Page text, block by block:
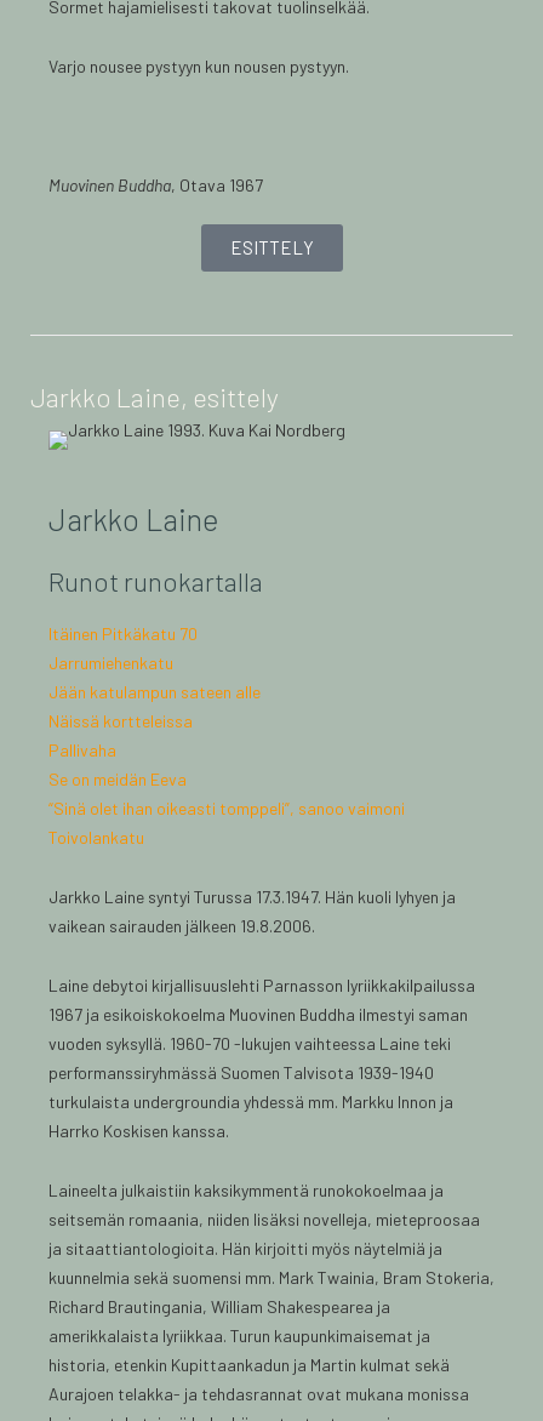
Sormet hajamielisesti takovat tuolinselkää.
Varjo nousee pystyyn kun nousen pystyyn.
Muovinen Buddha, Otava 1967
ESITTELY
Jarkko Laine, esittely
Jarkko Laine
Runot runokartalla
Itäinen Pitkäkatu 70
Jarrumiehenkatu
Jään katulampun sateen alle
Näissä kortteleissa
Pallivaha
Se on meidän Eeva
“Sinä olet ihan oikeasti tomppeli”, sanoo vaimoni
Toivolankatu
Jarkko Laine syntyi Turussa 17.3.1947. Hän kuoli lyhyen ja
vaikean sairauden jälkeen 19.8.2006.
Laine debytoi kirjallisuuslehti Parnasson lyriikkakilpailussa
1967 ja esikoiskokoelma Muovinen Buddha ilmestyi saman
vuoden syksyllä. 1960-70 -lukujen vaihteessa Laine teki
performanssiryhmässä Suomen Talvisota 1939-1940
turkulaista undergroundia yhdessä mm. Markku Innon ja
Harrko Koskisen kanssa.
Laineelta julkaistiin kaksikymmentä runokokoelmaa ja
seitsemän romaania, niiden lisäksi novelleja, mieteproosaa
ja sitaattiantologioita. Hän kirjoitti myös näytelmiä ja
kuunnelmia sekä suomensi mm. Mark Twainia, Bram Stokeria,
Richard Brautingania, William Shakespearea ja
amerikkalaista lyriikkaa. Turun kaupunkimaisemat ja
historia, etenkin Kupittaankadun ja Martin kulmat sekä
Aurajoen telakka- ja tehdasrannat ovat mukana monissa